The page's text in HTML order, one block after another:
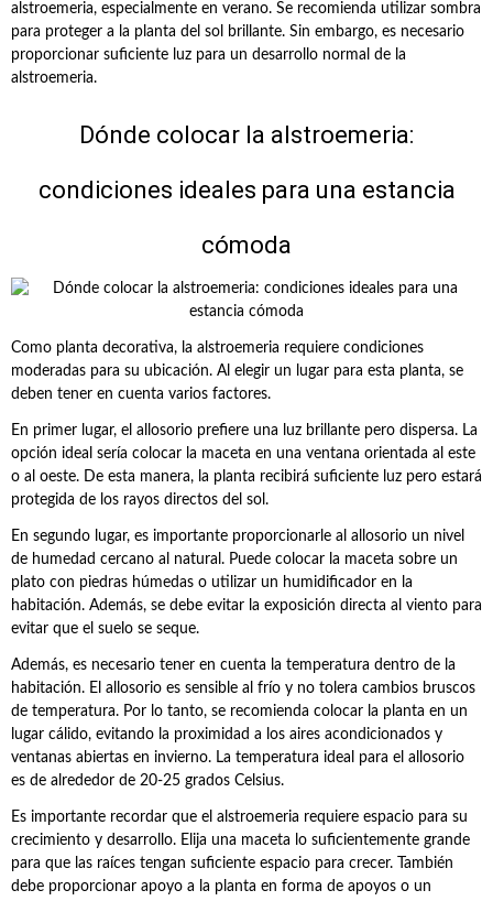
alstroemeria, especialmente en verano. Se recomienda utilizar sombra
para proteger a la planta del sol brillante. Sin embargo, es necesario
proporcionar suficiente luz para un desarrollo normal de la
alstroemeria.
Dónde colocar la alstroemeria:
condiciones ideales para una estancia
cómoda
Como planta decorativa, la alstroemeria requiere condiciones
moderadas para su ubicación. Al elegir un lugar para esta planta, se
deben tener en cuenta varios factores.
En primer lugar, el allosorio prefiere una luz brillante pero dispersa. La
opción ideal sería colocar la maceta en una ventana orientada al este
o al oeste. De esta manera, la planta recibirá suficiente luz pero estará
protegida de los rayos directos del sol.
En segundo lugar, es importante proporcionarle al allosorio un nivel
de humedad cercano al natural. Puede colocar la maceta sobre un
plato con piedras húmedas o utilizar un humidificador en la
habitación. Además, se debe evitar la exposición directa al viento para
evitar que el suelo se seque.
Además, es necesario tener en cuenta la temperatura dentro de la
habitación. El allosorio es sensible al frío y no tolera cambios bruscos
de temperatura. Por lo tanto, se recomienda colocar la planta en un
lugar cálido, evitando la proximidad a los aires acondicionados y
ventanas abiertas en invierno. La temperatura ideal para el allosorio
es de alrededor de 20-25 grados Celsius.
Es importante recordar que el alstroemeria requiere espacio para su
crecimiento y desarrollo. Elija una maceta lo suficientemente grande
para que las raíces tengan suficiente espacio para crecer. También
debe proporcionar apoyo a la planta en forma de apoyos o un